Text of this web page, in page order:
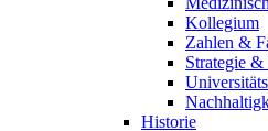
Kollegium
Zahlen &
Strategie &
Historie